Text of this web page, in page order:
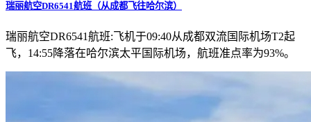
瑞丽航空DR6541航班（从成都飞往哈尔滨）
瑞丽航空DR6541航班:飞机于09:40从成都双流国际机场T2起
飞，14:55降落在哈尔滨太平国际机场，航班准点率为93%。